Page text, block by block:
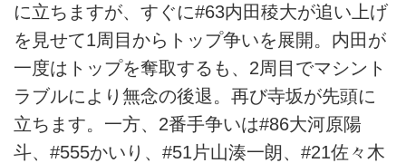
に立ちますが、すぐに#63内田稜大が追い上げ
を見せて1周目からトップ争いを展開。内田が
一度はトップを奪取するも、2周目でマシント
ラブルにより無念の後退。再び寺坂が先頭に
立ちます。一方、2番手争いは#86大河原陽
斗、#555かいり、#51片山湊一朗、#21佐々木